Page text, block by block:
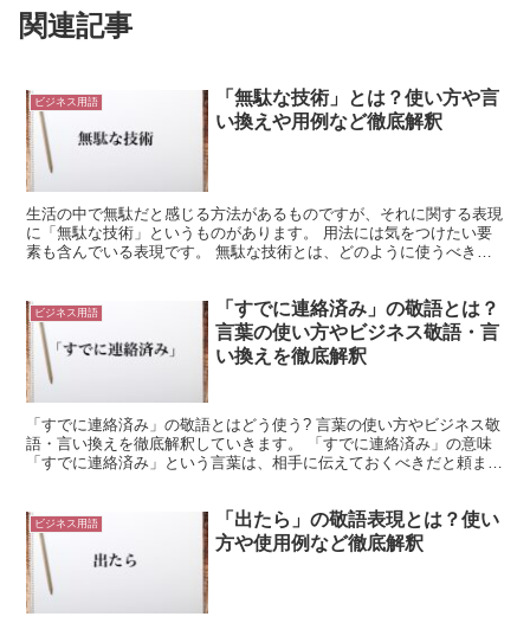
関連記事
ビジネス用語
「無駄な技術」とは？使い方や言
い換えや用例など徹底解釈
生活の中で無駄だと感じる方法があるものですが、それに関する表現
に「無駄な技術」というものがあります。 用法には気をつけたい要
素も含んでいる表現です。 無駄な技術とは、どのように使うべきか
ビジネス用語
「すでに連絡済み」の敬語とは？
言葉の使い方やビジネス敬語・言
い換えを徹底解釈
「すでに連絡済み」の敬語とはどう使う? 言葉の使い方やビジネス敬
語・言い換えを徹底解釈していきます。 「すでに連絡済み」の意味
「すでに連絡済み」という言葉は、相手に伝えておくべきだと頼まれ
ビジネス用語
「出たら」の敬語表現とは？使い
方や使用例など徹底解釈